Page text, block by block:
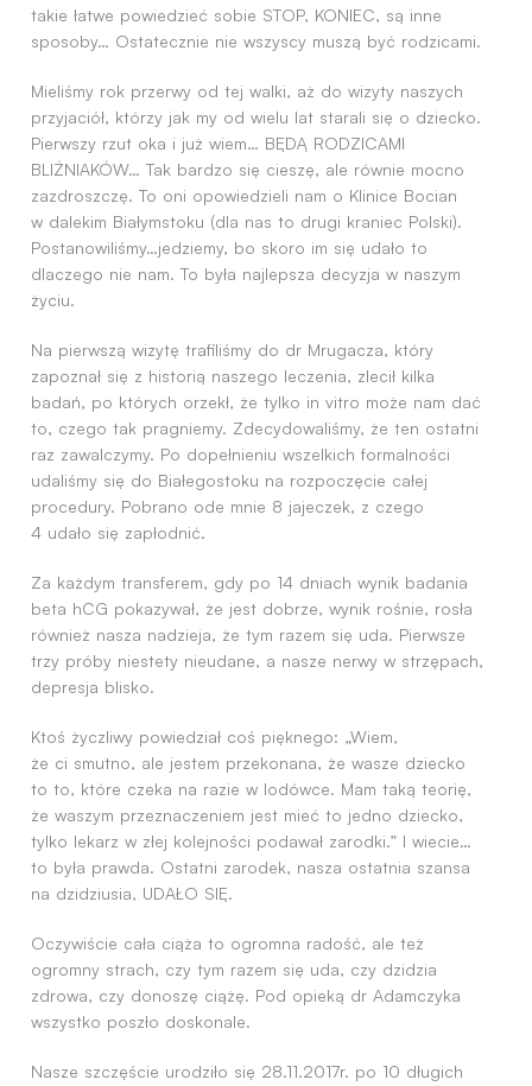
takie łatwe powiedzieć sobie STOP, KONIEC, są inne
sposoby… Ostatecznie nie wszyscy muszą być rodzicami.
Mieliśmy rok przerwy od tej walki, aż do wizyty naszych
przyjaciół, którzy jak my od wielu lat starali się o dziecko.
Pierwszy rzut oka i już wiem… BĘDĄ RODZICAMI
BLIŹNIAKÓW… Tak bardzo się cieszę, ale równie mocno
zazdroszczę. To oni opowiedzieli nam o Klinice Bocian
w dalekim Białymstoku (dla nas to drugi kraniec Polski).
Postanowiliśmy…jedziemy, bo skoro im się udało to
dlaczego nie nam. To była najlepsza decyzja w naszym
życiu.
Na pierwszą wizytę trafiliśmy do dr Mrugacza, który
zapoznał się z historią naszego leczenia, zlecił kilka
badań, po których orzekł, że tylko in vitro może nam dać
to, czego tak pragniemy. Zdecydowaliśmy, że ten ostatni
raz zawalczymy. Po dopełnieniu wszelkich formalności
udaliśmy się do Białegostoku na rozpoczęcie całej
procedury. Pobrano ode mnie 8 jajeczek, z czego
4 udało się zapłodnić.
Za każdym transferem, gdy po 14 dniach wynik badania
beta hCG pokazywał, że jest dobrze, wynik rośnie, rosła
również nasza nadzieja, że tym razem się uda. Pierwsze
trzy próby niestety nieudane, a nasze nerwy w strzępach,
depresja blisko.
Ktoś życzliwy powiedział coś pięknego: „Wiem,
że ci smutno, ale jestem przekonana, że wasze dziecko
to to, które czeka na razie w lodówce. Mam taką teorię,
że waszym przeznaczeniem jest mieć to jedno dziecko,
tylko lekarz w złej kolejności podawał zarodki.” I wiecie…
to była prawda. Ostatni zarodek, nasza ostatnia szansa
na dzidziusia, UDAŁO SIĘ.
Oczywiście cała ciąża to ogromna radość, ale też
ogromny strach, czy tym razem się uda, czy dzidzia
zdrowa, czy donoszę ciążę. Pod opieką dr Adamczyka
wszystko poszło doskonale.
Nasze szczęście urodziło się 28.11.2017r. po 10 długich